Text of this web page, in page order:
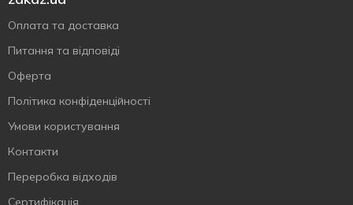
Оплата та доставка
Питання та відповіді
Оферта
Політика конфіденційності
Умови користування
Контакти
Переробка відходів
Сертифiкацiя